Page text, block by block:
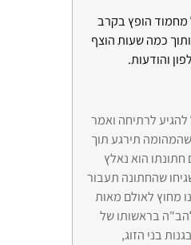
מחמוד הופץ בקרב
כמה שעות הוצף
והודעות.
לרתיחה ואמר
תירגע תוך
חתונתו הוא נאלץ
שהחתונה תעבור
מחוץ לאולם מאות
להב"ה בראשותו של
בני הזוג,